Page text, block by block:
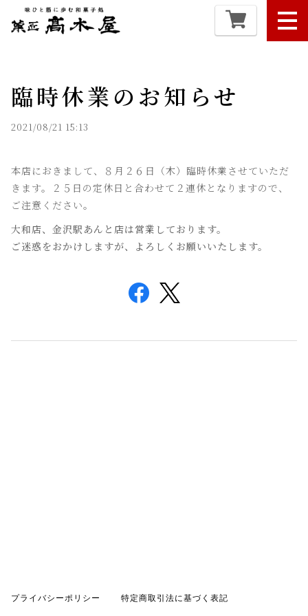
臨時休業のお知らせ
2021/08/21 15:13
本店におきまして、８月２６日（木）臨時休業させていただ
きます。２５日の定休日と合わせて２連休となりますので、
ご注意ください。
大和店、金沢駅あんと店は営業しております。
ご迷惑をおかけしますが、よろしくお願いいたします。
プライバシーポリシー 特定商取引法に基づく表記